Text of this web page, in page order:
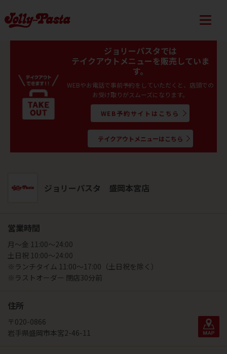
ジョリーパスタでは
テイクアウトメニューを販売していま
す。
WEBやお電話で事前予約をしていただくと、店頭での
お受け取りがスムーズになります。
WEB予約サイトはこちら
テイクアウトメニューはこちら
ジョリーパスタ 盛岡本宮店
営業時間
月～金 11:00～24:00
土日祝 10:00～24:00
※ランチタイム 11:00～17:00（土日祝を除く）
※ラストオーダー 閉店30分前
住所
〒020-0866
岩手県盛岡市本宮2-46-11